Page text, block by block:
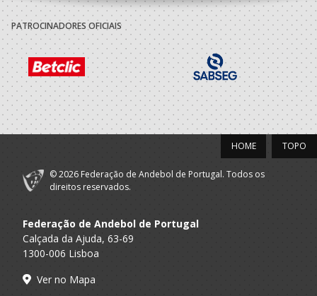
PATROCINADORES OFICIAIS
TOPO
HOME
© 2026 Federação de Andebol de Portugal. Todos os
direitos reservados.
Federação de Andebol de Portugal
Calçada da Ajuda, 63-69
1300-006 Lisboa
Ver no Mapa